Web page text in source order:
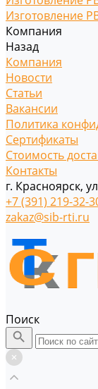
Изготовление
Компания
Назад
Компания
Новости
Статьи
Вакансии
Политика
Сертификаты
Стоимость
Контакты
г. Красноярск,
+7 (391) 219-32-
zakaz@sib-rti.ru
Поиск